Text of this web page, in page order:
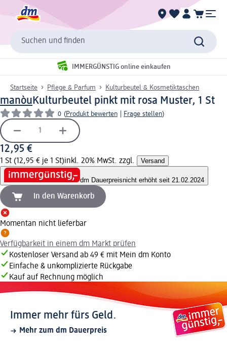
Suchen und finden
IMMERGÜNSTIG online einkaufen
Startseite Pflege & Parfum Kulturbeutel & Kosmetiktaschen
manòu Kulturbeutel pinkt mit rosa Muster, 1 St
0 (Produkt bewerten Frage stellen)
12,95 €
1 St (12,95 € je 1 St)inkl. 20% MwSt. zzgl. Versand
dm Dauerpreisnicht erhöht seit 21.02.2024
In den Warenkorb
Momentan nicht lieferbar
Verfügbarkeit in einem dm Markt prüfen
Kostenloser Versand ab 49 € mit Mein dm Konto
Einfache & unkomplizierte Rückgabe
Kauf auf Rechnung möglich
Immer mehr fürs Geld.
Mehr zum dm Dauerpreis